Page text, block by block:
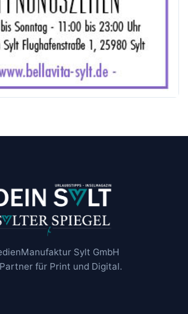
Sylt GmbH
für Print und Digital.